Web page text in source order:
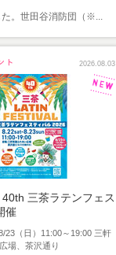
た。世田谷消防団（※...
2026.08.03
三茶ラテンフェス
催
23（日）11:00～19:00 三軒
場、茶沢通り